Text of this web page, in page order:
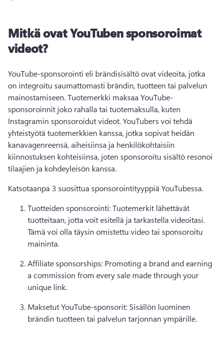
Mitkä ovat YouTuben sponsoroimat
videot?
YouTube-sponsorointi eli brändisisältö ovat videoita, jotka
on integroitu saumattomasti brändin, tuotteen tai palvelun
mainostamiseen. Tuotemerkki maksaa YouTube-
sponsoroinnit joko rahalla tai tuotemaksulla, kuten
Instagramin sponsoroidut videot. YouTubers voi tehdä
yhteistyötä tuotemerkkien kanssa, jotka sopivat heidän
kanavagenreensä, aiheisiinsa ja henkilökohtaisiin
kiinnostuksen kohteisiinsa, joten sponsoroitu sisältö resonoi
tilaajien ja kohdeyleisön kanssa.
Katsotaanpa 3 suosittua sponsorointityyppiä YouTubessa.
Tuotteiden sponsorointi: Tuotemerkit lähettävät
Tämä voi olla täysin omistettu video tai sponsoroitu
maininta.
Affiliate sponsorships: Promoting a brand and earning
a commission from every sale made through your
unique link.
Maksetut YouTube-sponsorit: Sisällön luominen
brändin tuotteen tai palvelun tarjonnan ympärille.